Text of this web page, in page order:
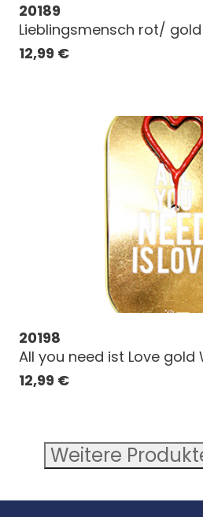
20189
Lieblingsmensch rot/
12,99 €
20198
All you need ist Love gold
12,99 €
Weitere